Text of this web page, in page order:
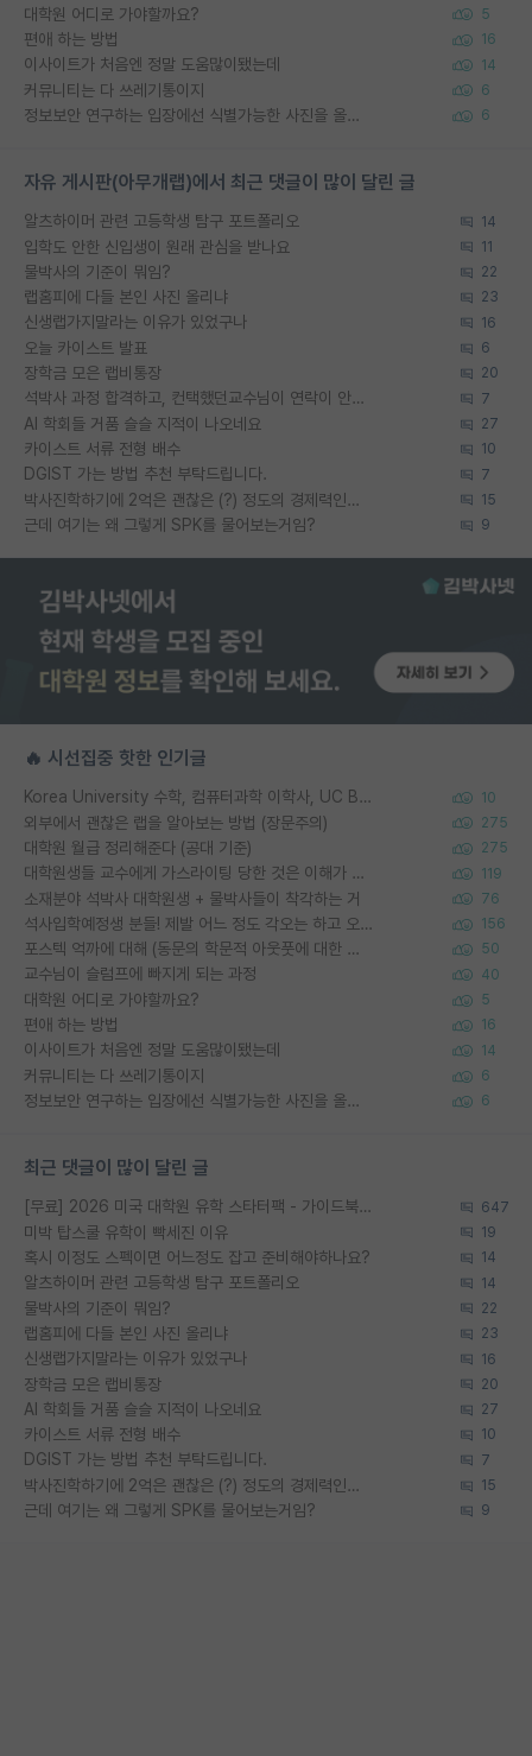
대학원 어디로 가야할까요? 5
편애 하는 방법 16
이사이트가 처음엔 정말 도움많이됐는데 14
커뮤니티는 다 쓰레기통이지 6
정보보안 연구하는 입장에선 식별가능한 사진을 올리는건 비추이긴함 6
자유 게시판(아무개랩)에서 최근 댓글이 많이 달린 글
알츠하이머 관련 고등학생 탐구 포트폴리오 14
입학도 안한 신입생이 원래 관심을 받나요 11
물박사의 기준이 뭐임? 22
랩홈피에 다들 본인 사진 올리냐 23
신생랩가지말라는 이유가 있었구나 16
오늘 카이스트 발표 6
장학금 모은 랩비통장 20
석박사 과정 합격하고, 컨택했던교수님이 연락이 안됩니다... 7
AI 학회들 거품 슬슬 지적이 나오네요 27
카이스트 서류 전형 배수 10
DGIST 가는 방법 추천 부탁드립니다. 7
박사진학하기에 2억은 괜찮은 (?) 정도의 경제력인가요 15
근데 여기는 왜 그렇게 SPK를 물어보는거임? 9
🔥 시선집중 핫한 인기글
Korea University 수학, 컴퓨터과학 이학사, UC Berkeley 산업공학 대학원 공학박사가 되는 것은 쉽지 않겠죠? 10
외부에서 괜찮은 랩을 알아보는 방법 (장문주의) 275
대학원 월급 정리해준다 (공대 기준) 275
대학원생들 교수에게 가스라이팅 당한 것은 이해가 갑니다. 안타깝네요. 119
소재분야 석박사 대학원생 + 물박사들이 착각하는 거 76
석사입학예정생 분들! 제발 어느 정도 각오는 하고 오세요. 156
포스텍 억까에 대해 (동문의 학문적 아웃풋에 대한 반박) 50
교수님이 슬럼프에 빠지게 되는 과정 40
대학원 어디로 가야할까요? 5
편애 하는 방법 16
이사이트가 처음엔 정말 도움많이됐는데 14
커뮤니티는 다 쓰레기통이지 6
정보보안 연구하는 입장에선 식별가능한 사진을 올리는건 비추이긴함 6
최근 댓글이 많이 달린 글
[무료] 2026 미국 대학원 유학 스타터팩 - 가이드북 & 합격자 컨택메일 템플릿 647
미박 탑스쿨 유학이 빡세진 이유 19
혹시 이정도 스펙이면 어느정도 잡고 준비해야하나요? 14
알츠하이머 관련 고등학생 탐구 포트폴리오 14
물박사의 기준이 뭐임? 22
랩홈피에 다들 본인 사진 올리냐 23
신생랩가지말라는 이유가 있었구나 16
장학금 모은 랩비통장 20
AI 학회들 거품 슬슬 지적이 나오네요 27
카이스트 서류 전형 배수 10
DGIST 가는 방법 추천 부탁드립니다. 7
박사진학하기에 2억은 괜찮은 (?) 정도의 경제력인가요 15
근데 여기는 왜 그렇게 SPK를 물어보는거임? 9